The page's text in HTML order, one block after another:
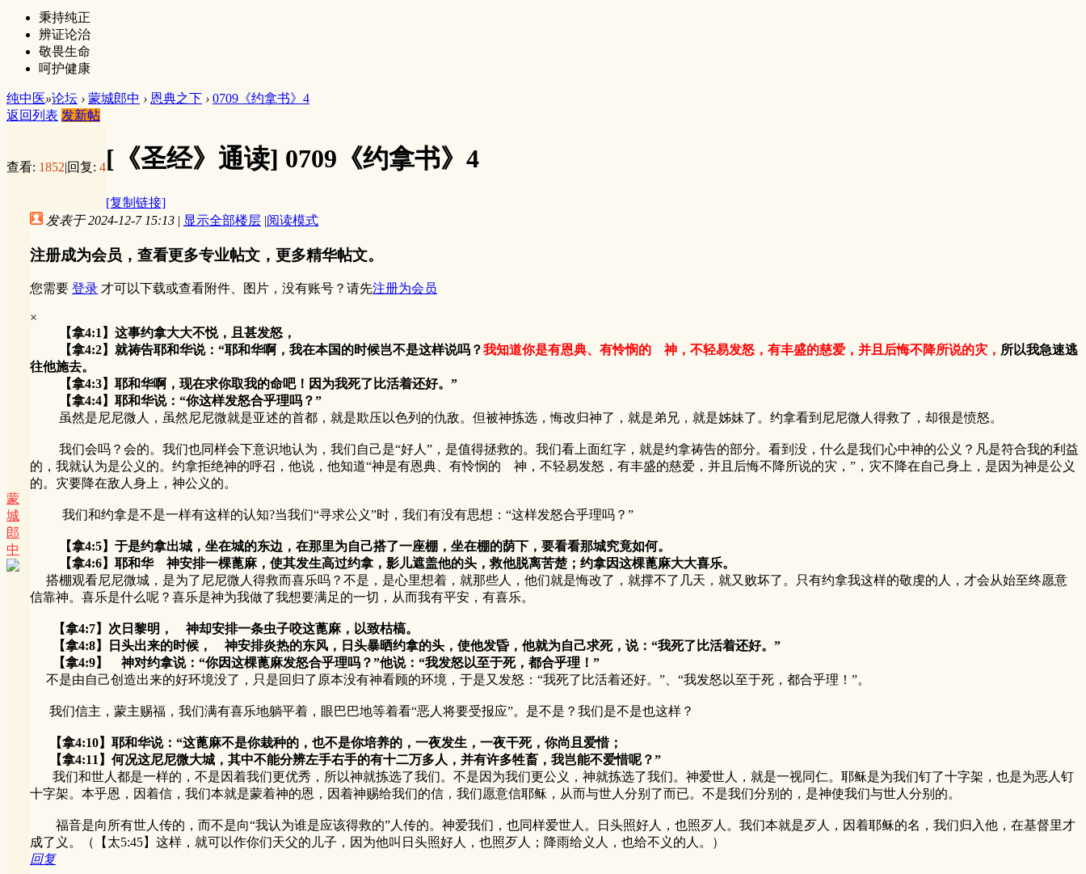
秉持纯正
辨证论治
敬畏生命
呵护健康
纯中医»论坛 › 蒙城郎中 › 恩典之下 › 0709《约拿书》4
返回列表 发新帖
查看: 1852|回复: 4[《圣经》通读] 0709《约拿书》4
[复制链接]
蒙
城
郎
中
发表于 2024-12-7 15:13 | 显示全部楼层 |阅读模式
注册成为会员，查看更多专业帖文，更多精华帖文。
您需要 登录 才可以下载或查看附件、图片，没有账号？请先注册为会员
×
【拿4:1】这事约拿大大不悦，且甚发怒，
【拿4:2】就祷告耶和华说：“耶和华啊，我在本国的时候岂不是这样说吗？我知道你是有恩典、有怜悯的 神，不轻易发怒，有丰盛的慈爱，并且后悔不降所说的灾， 所以我急速逃
往他施去。
【拿4:3】耶和华啊，现在求你取我的命吧！因为我死了比活着还好。”
【拿4:4】耶和华说：“你这样发怒合乎理吗？”
虽然是尼尼微人，虽然尼尼微就是亚述的首都，就是欺压以色列的仇敌。但被神拣选，悔改归神了，就是弟兄，就是姊妹了。约拿看到尼尼微人得救了，却很是愤怒。
我们会吗？会的。我们也同样会下意识地认为，我们自己是“好人”，是值得拯救的。我们看上面红字，就是约拿祷告的部分。看到没，什么是我们心中神的公义？凡是符合我的利益
的，我就认为是公义的。约拿拒绝神的呼召，他说，他知道“神是有恩典、有怜悯的 神，不轻易发怒，有丰盛的慈爱，并且后悔不降所说的灾，”，灾不降在自己身上，是因为神是公义
的。灾要降在敌人身上，神公义的。
我们和约拿是不是一样有这样的认知?当我们“寻求公义”时，我们有没有思想：“这样发怒合乎理吗？”
【拿4:5】于是约拿出城，坐在城的东边，在那里为自己搭了一座棚，坐在棚的荫下，要看看那城究竟如何。
【拿4:6】耶和华 神安排一棵蓖麻，使其发生高过约拿，影儿遮盖他的头，救他脱离苦楚；约拿因这棵蓖麻大大喜乐。
搭棚观看尼尼微城，是为了尼尼微人得救而喜乐吗？不是，是心里想着，就那些人，他们就是悔改了，就撑不了几天，就又败坏了。只有约拿我这样的敬虔的人，才会从始至终愿意
信靠神。喜乐是什么呢？喜乐是神为我做了我想要满足的一切，从而我有平安，有喜乐。
【拿4:7】次日黎明， 神却安排一条虫子咬这蓖麻，以致枯槁。
【拿4:8】日头出来的时候， 神安排炎热的东风，日头暴晒约拿的头，使他发昏，他就为自己求死，说：“我死了比活着还好。”
【拿4:9】 神对约拿说：“你因这棵蓖麻发怒合乎理吗？”他说：“我发怒以至于死，都合乎理！”
不是由自己创造出来的好环境没了，只是回归了原本没有神看顾的环境，于是又发怒：“我死了比活着还好。”、“我发怒以至于死，都合乎理！”。
我们信主，蒙主赐福，我们满有喜乐地躺平着，眼巴巴地等着看“恶人将要受报应”。是不是？我们是不是也这样？
【拿4:10】耶和华说：“这蓖麻不是你栽种的，也不是你培养的，一夜发生，一夜干死，你尚且爱惜；
【拿4:11】何况这尼尼微大城，其中不能分辨左手右手的有十二万多人，并有许多牲畜，我岂能不爱惜呢？”
我们和世人都是一样的，不是因着我们更优秀，所以神就拣选了我们。不是因为我们更公义，神就拣选了我们。神爱世人，就是一视同仁。耶稣是为我们钉了十字架，也是为恶人钉
十字架。本乎恩，因着信，我们本就是蒙着神的恩，因着神赐给我们的信，我们愿意信耶稣，从而与世人分别了而已。不是我们分别的，是神使我们与世人分别的。
福音是向所有世人传的，而不是向“我认为谁是应该得救的”人传的。神爱我们，也同样爱世人。日头照好人，也照歹人。我们本就是歹人，因着耶稣的名，我们归入他，在基督里才
成了义。（【太5:45】这样，就可以作你们天父的儿子，因为他叫日头照好人，也照歹人；降雨给义人，也给不义的人。）
回复